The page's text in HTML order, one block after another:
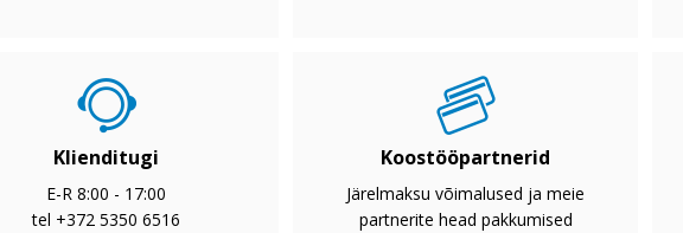
Klienditugi
E-R 8:00 - 17:00
tel +372 5350 6516
Koostööpartnerid
Järelmaksu võimalused ja meie
partnerite head pakkumised